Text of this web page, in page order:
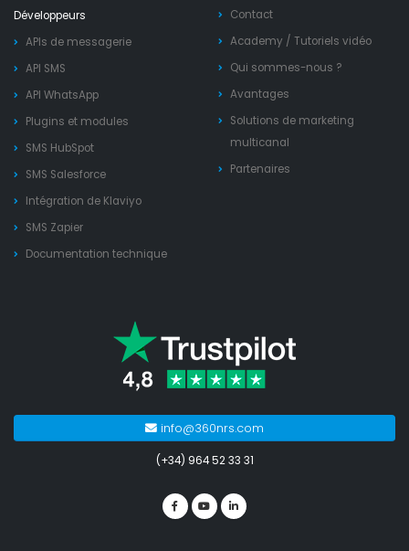
Développeurs
APIs de messagerie
API SMS
API WhatsApp
Plugins et modules
SMS HubSpot
SMS Salesforce
Intégration de Klaviyo
SMS Zapier
Documentation technique
Contact
Academy / Tutoriels vidéo
Qui sommes-nous ?
Avantages
Solutions de marketing
multicanal
Partenaires
info@360nrs.com
(+34) 964 52 33 31